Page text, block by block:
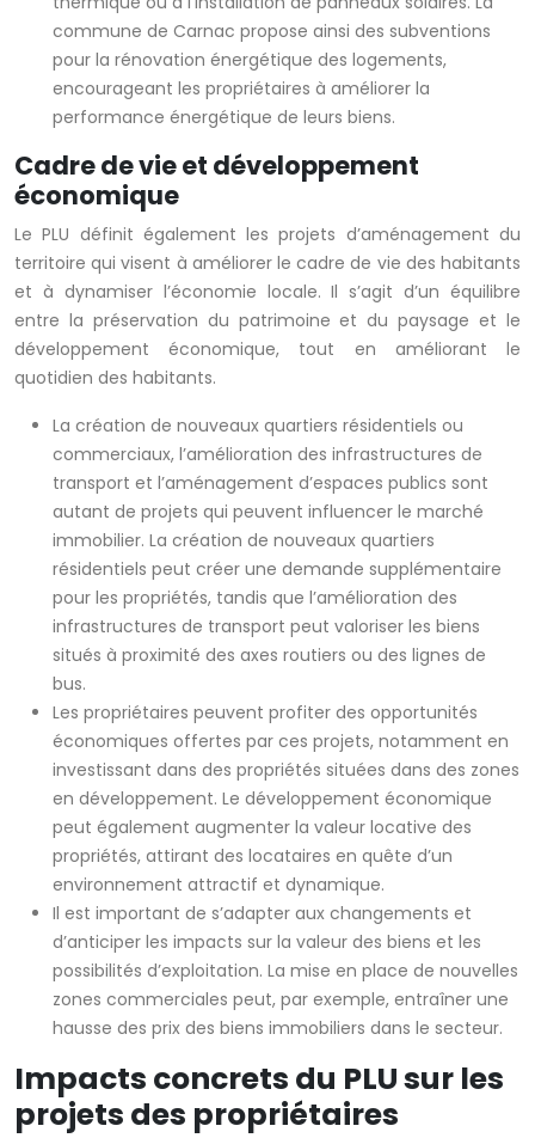
commune de Carnac propose ainsi des subventions
pour la rénovation énergétique des logements,
encourageant les propriétaires à améliorer la
performance énergétique de leurs biens.
Cadre de vie et développement
économique
Le PLU définit également les projets d’aménagement du
territoire qui visent à améliorer le cadre de vie des habitants
et à dynamiser l’économie locale. Il s’agit d’un équilibre
entre la préservation du patrimoine et du paysage et le
développement économique, tout en améliorant le
quotidien des habitants.
La création de nouveaux quartiers résidentiels ou
commerciaux, l’amélioration des infrastructures de
transport et l’aménagement d’espaces publics sont
autant de projets qui peuvent influencer le marché
immobilier. La création de nouveaux quartiers
résidentiels peut créer une demande supplémentaire
pour les propriétés, tandis que l’amélioration des
infrastructures de transport peut valoriser les biens
situés à proximité des axes routiers ou des lignes de
bus.
Les propriétaires peuvent profiter des opportunités
économiques offertes par ces projets, notamment en
investissant dans des propriétés situées dans des zones
en développement. Le développement économique
peut également augmenter la valeur locative des
propriétés, attirant des locataires en quête d’un
environnement attractif et dynamique.
Il est important de s’adapter aux changements et
d’anticiper les impacts sur la valeur des biens et les
possibilités d’exploitation. La mise en place de nouvelles
zones commerciales peut, par exemple, entraîner une
hausse des prix des biens immobiliers dans le secteur.
Impacts concrets du PLU sur les
projets des propriétaires